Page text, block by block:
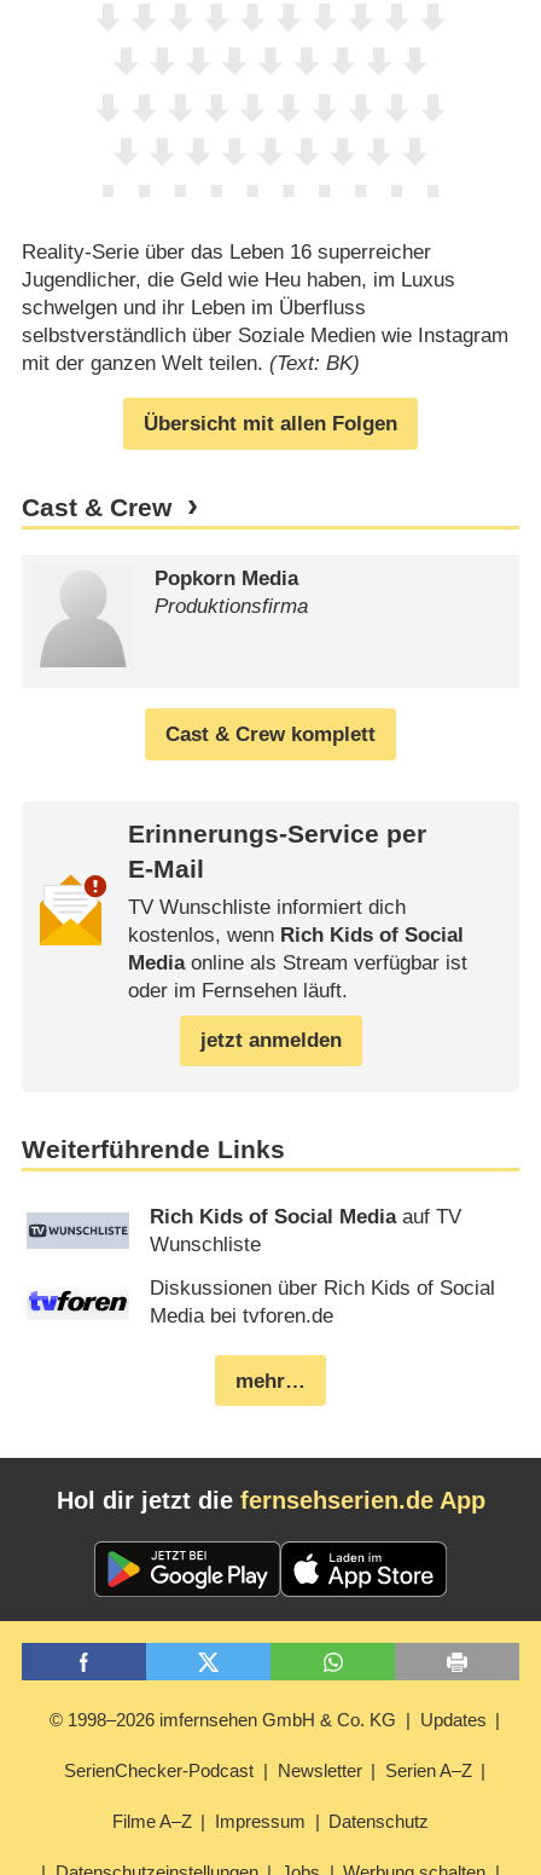
Reality-Serie über das Leben 16 superreicher
Jugendlicher, die Geld wie Heu haben, im Luxus
schwelgen und ihr Leben im Überfluss
selbstverständlich über Soziale Medien wie Instagram
mit der ganzen Welt teilen. (Text: BK)
Übersicht mit allen Folgen
Cast & Crew
Popkorn Media
Produktionsfirma
Cast & Crew komplett
Erinnerungs-Service per
E-Mail
TV Wunschliste informiert dich
kostenlos, wenn Rich Kids of Social
Mediaonline als Stream verfügbar ist
oder im Fernsehen läuft.
jetzt anmelden
Weiterführende Links
Rich Kids of Social Mediaauf TV
Wunschliste
Diskussionen über Rich Kids of Social
Media bei tvforen.de
mehr…
Hol dir jetzt die fernsehserien.de App
© 1998–2026 imfernsehen GmbH & Co. KG Updates
SerienChecker-Podcast Newsletter Serien A–Z
Filme A–Z Impressum Datenschutz